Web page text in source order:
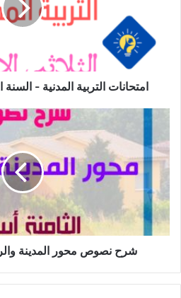
السادسة
الثلاثي
امتحانات التربية المدنية -
محور
المدينة
والريف
-الثامنة
أساسي
شرح نصوص محور المدينة